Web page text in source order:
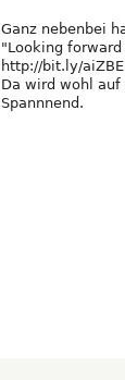
Ganz nebenbei
"Looking
http://bit.ly/
Da wird wohl auf
Spannnend.